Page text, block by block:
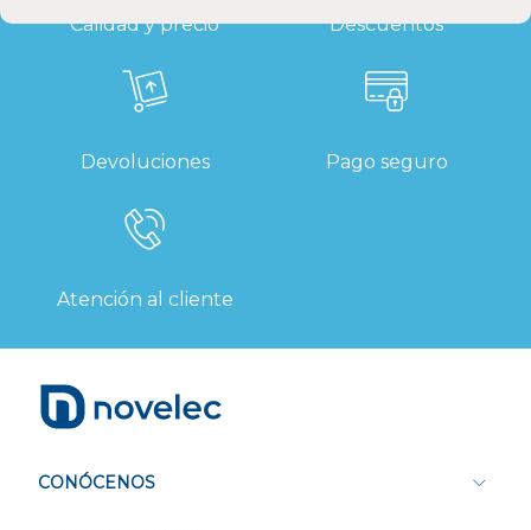
Calidad y precio Descuentos
Devoluciones Pago seguro
Atención al cliente
CONÓCENOS